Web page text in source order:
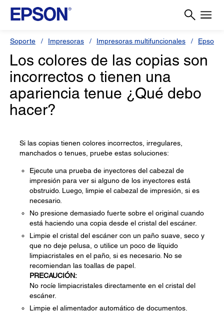
Soporte Impresoras Impresoras multifuncionales Epson
Los colores de las copias son
incorrectos o tienen una
apariencia tenue ¿Qué debo
hacer?
Si las copias tienen colores incorrectos, irregulares,
manchados o tenues, pruebe estas soluciones:
Ejecute una prueba de inyectores del cabezal de
impresión para ver si alguno de los inyectores está
obstruido. Luego, limpie el cabezal de impresión, si es
necesario.
No presione demasiado fuerte sobre el original cuando
está haciendo una copia desde el cristal del escáner.
Limpie el cristal del escáner con un paño suave, seco y
que no deje pelusa, o utilice un poco de líquido
limpiacristales en el paño, si es necesario. No se
recomiendan las toallas de papel.
PRECAUCIÓN:
No rocíe limpiacristales directamente en el cristal del
escáner.
Limpie el alimentador automático de documentos.